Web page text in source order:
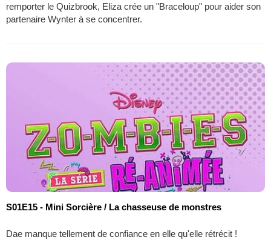
remporter le Quizbrook, Eliza crée un "Braceloup" pour aider son
partenaire Wynter à se concentrer.
S01E15 - Mini Sorcière / La chasseuse de monstres
Dae manque tellement de confiance en elle qu'elle rétrécit !